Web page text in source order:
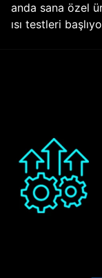
anda sana özel
ısı testleri